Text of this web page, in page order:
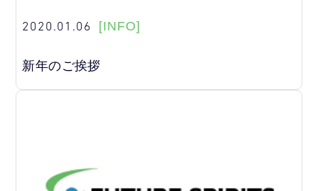
2020.01.06 [INFO]
新年のご挨拶